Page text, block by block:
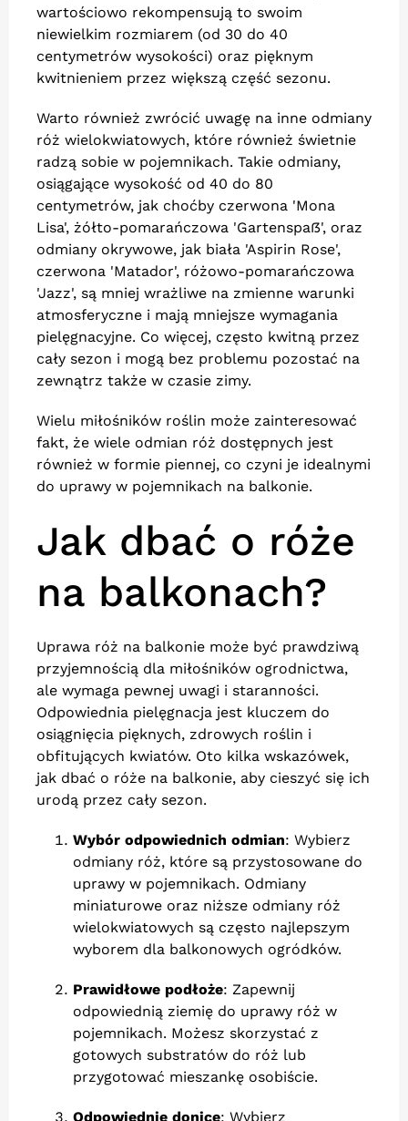
wartościowo rekompensują to swoim
niewielkim rozmiarem (od 30 do 40
centymetrów wysokości) oraz pięknym
kwitnieniem przez większą część sezonu.
Warto również zwrócić uwagę na inne odmiany
róż wielokwiatowych, które również świetnie
radzą sobie w pojemnikach. Takie odmiany,
osiągające wysokość od 40 do 80
centymetrów, jak choćby czerwona 'Mona
Lisa', żółto-pomarańczowa 'Gartenspaẞ', oraz
odmiany okrywowe, jak biała 'Aspirin Rose',
czerwona 'Matador', różowo-pomarańczowa
'Jazz', są mniej wrażliwe na zmienne warunki
atmosferyczne i mają mniejsze wymagania
pielęgnacyjne. Co więcej, często kwitną przez
cały sezon i mogą bez problemu pozostać na
zewnątrz także w czasie zimy.
Wielu miłośników roślin może zainteresować
fakt, że wiele odmian róż dostępnych jest
również w formie piennej, co czyni je idealnymi
do uprawy w pojemnikach na balkonie.
Jak dbać o róże
na balkonach?
Uprawa róż na balkonie może być prawdziwą
przyjemnością dla miłośników ogrodnictwa,
ale wymaga pewnej uwagi i staranności.
Odpowiednia pielęgnacja jest kluczem do
osiągnięcia pięknych, zdrowych roślin i
obfitujących kwiatów. Oto kilka wskazówek,
jak dbać o róże na balkonie, aby cieszyć się ich
urodą przez cały sezon.
Wybór odpowiednich odmian: Wybierz
odmiany róż, które są przystosowane do
uprawy w pojemnikach. Odmiany
miniaturowe oraz niższe odmiany róż
wielokwiatowych są często najlepszym
wyborem dla balkonowych ogródków.
Prawidłowe podłoże: Zapewnij
odpowiednią ziemię do uprawy róż w
pojemnikach. Możesz skorzystać z
gotowych substratów do róż lub
przygotować mieszankę osobiście.
Odpowiednie donice: Wybierz